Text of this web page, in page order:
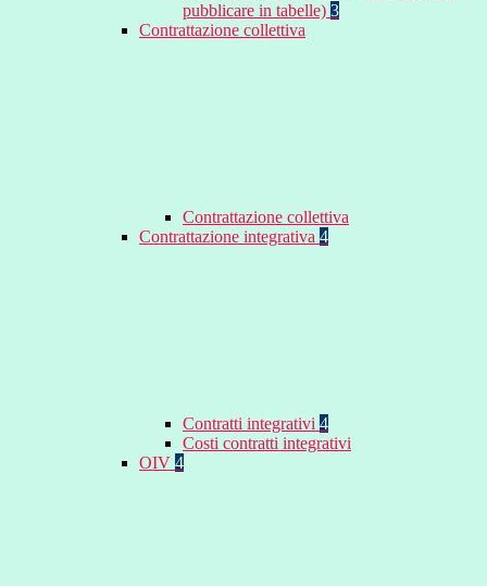
pubblicare in tabelle) 3
Contrattazione collettiva
Contrattazione collettiva
Contrattazione integrativa 4
Contratti integrativi 4
Costi contratti integrativi
OIV 4